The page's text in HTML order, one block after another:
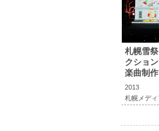
札幌雪
クショ
楽曲制作
2013
札幌メデ